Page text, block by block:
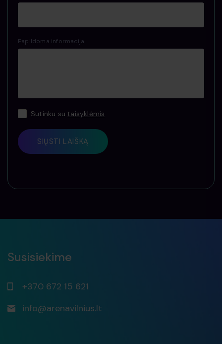
Papildoma informacija
Sutinku sutaisyklėmis
SIŲSTI LAIŠKĄ
Susisiekime
+370 672 15 621
info@arenavilnius.lt